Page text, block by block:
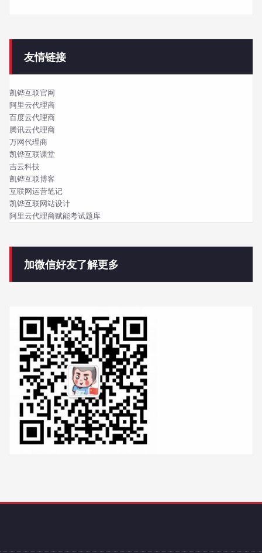
友情链接
凯铧互联官网
阿里云代理商
百度云代理商
腾讯云代理商
万网代理商
凯铧互联课堂
吉云科技
凯铧互联博客
互联网运营笔记
凯铧互联网站设计
阿里云代理商赋能考试题库
加微信好友了解更多